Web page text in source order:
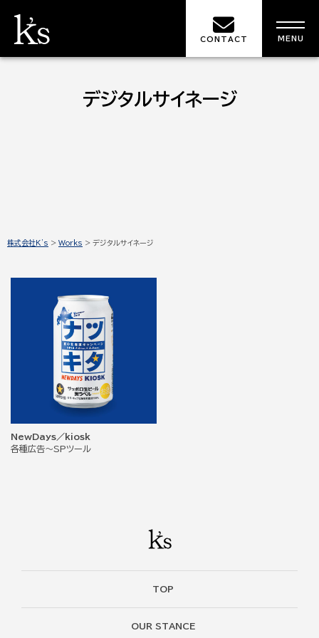
CONTACT MENU
デジタルサイネージ
株式会社K's > Works > デジタルサイネージ
NewDays／kiosk
各種広告～SPツール
TOP
OUR STANCE